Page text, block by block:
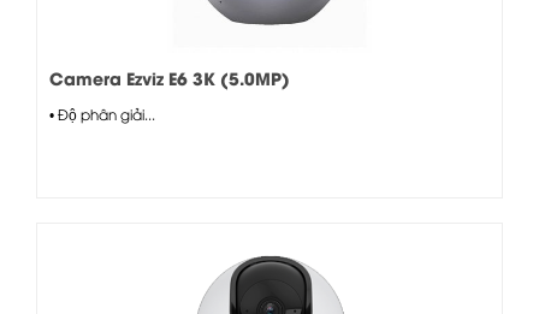
Camera Ezviz E6 3K (5.0MP)
• Độ phân giải...